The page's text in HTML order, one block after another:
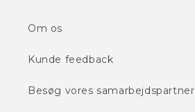
Om os
Kunde feedback
Besøg vores samarbejdspartner